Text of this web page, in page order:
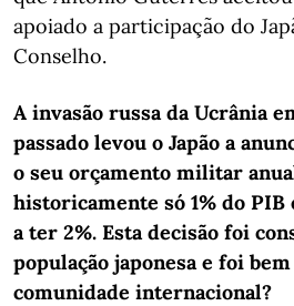
apoiado a participação do
Conselho.
A invasão russa da Ucrânia
passado levou o Japão a
o seu orçamento militar
historicamente só 1% do PIB
a ter 2%. Esta decisão foi
população japonesa e foi
comunidade internacional?